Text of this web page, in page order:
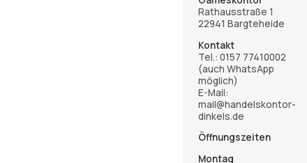
Rathausstraße 1
22941 Bargteheide
Kontakt
Tel.:0157 77410002
(auch WhatsApp
möglich)
E-Mail:
mail@handelskontor-
dinkels.de
Öffnungszeiten
Montag